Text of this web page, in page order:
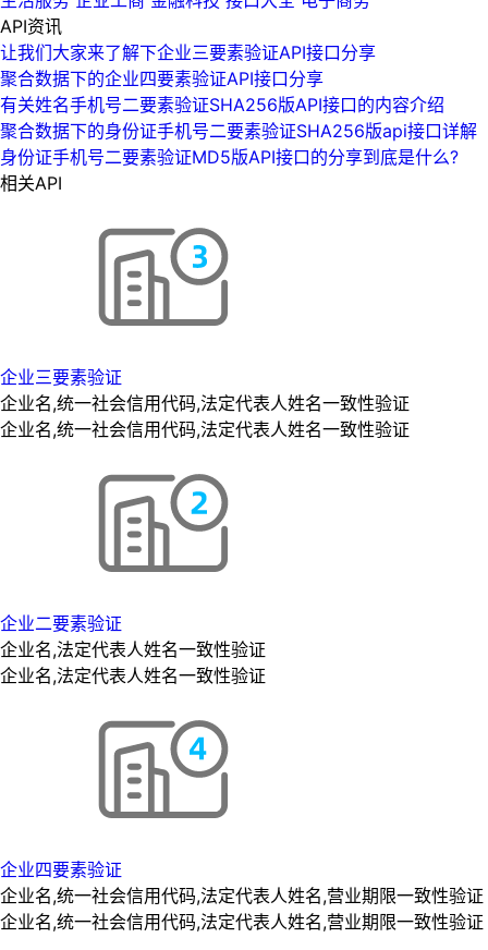
API资讯
让我们大家来了解下企业三要素验证API接口分享
聚合数据下的企业四要素验证API接口分享
有关姓名手机号二要素验证SHA256版API接口的内容介绍
聚合数据下的身份证手机号二要素验证SHA256版api接口详解
身份证手机号二要素验证MD5版API接口的分享到底是什么?
相关API
企业三要素验证
企业名,统一社会信用代码,法定代表人姓名一致性验证
企业名,统一社会信用代码,法定代表人姓名一致性验证
企业二要素验证
企业名,法定代表人姓名一致性验证
企业名,法定代表人姓名一致性验证
企业四要素验证
企业名,统一社会信用代码,法定代表人姓名,营业期限一致性验证
企业名,统一社会信用代码,法定代表人姓名,营业期限一致性验证